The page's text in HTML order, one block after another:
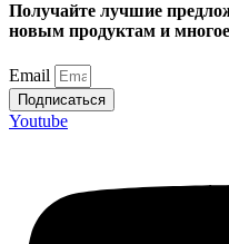
Получайте лучшие
новым продуктам и многое
Email
Подписаться
Youtube